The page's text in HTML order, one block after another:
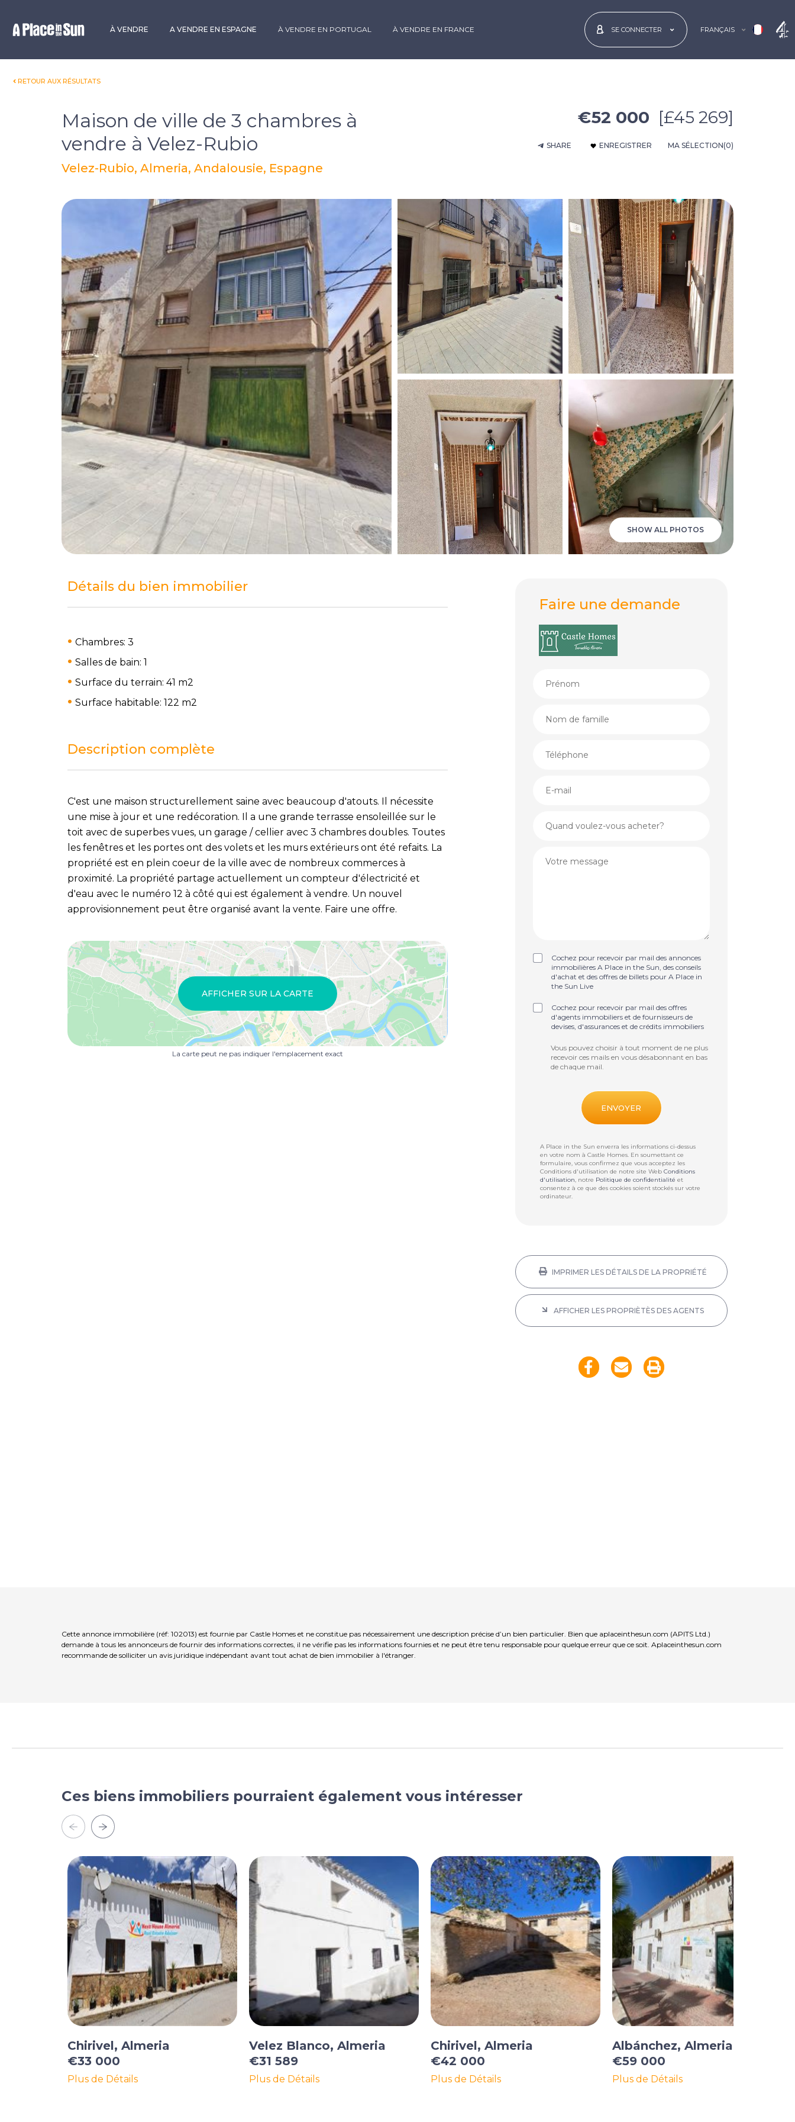
À VENDRE A VENDRE EN ESPAGNE À VENDRE EN PORTUGAL À VENDRE EN FRANCE SE CONNECTER FRANÇAIS
RETOUR AUX RÉSULTATS
Maison de ville de 3 chambres à
vendre à Velez-Rubio
Velez-Rubio, Almeria, Andalousie, Espagne
€52 000 [£45 269]
SHARE ENREGISTRER MA SÉLECTION(0)
SHOW ALL PHOTOS
Détails du bien immobilier
Chambres: 3
Salles de bain: 1
Surface du terrain: 41 m2
Surface habitable: 122 m2
Description complète
C'est une maison structurellement saine avec beaucoup d'atouts. Il nécessite
une mise à jour et une redécoration. Il a une grande terrasse ensoleillée sur le
toit avec de superbes vues, un garage / cellier avec 3 chambres doubles. Toutes
les fenêtres et les portes ont des volets et les murs extérieurs ont été refaits. La
propriété est en plein coeur de la ville avec de nombreux commerces à
proximité. La propriété partage actuellement un compteur d'électricité et
d'eau avec le numéro 12 à côté qui est également à vendre. Un nouvel
approvisionnement peut être organisé avant la vente. Faire une offre.
AFFICHER SUR LA CARTE
La carte peut ne pas indiquer l'emplacement exact
Faire une demande
Cochez pour recevoir par mail des annonces
immobilières A Place in the Sun, des conseils
d'achat et des offres de billets pour A Place in
the Sun Live
Cochez pour recevoir par mail des offres
d'agents immobiliers et de fournisseurs de
devises, d'assurances et de crédits immobiliers
Vous pouvez choisir à tout moment de ne plus
recevoir ces mails en vous désabonnant en bas
de chaque mail.
A Place in the Sun enverra les informations ci-dessus
en votre nom àCastle Homes. En soumettant ce
formulaire, vous confirmez que vous acceptez les
Conditions d'utilisation de notre site WebConditions
d'utilisation, notre Politique de confidentialité et
consentez à ce que des cookies soient stockés sur votre
ordinateur.
IMPRIMER LES DÉTAILS DE LA PROPRIÉTÉ
AFFICHER LES PROPRIÈTÈS DES AGENTS
Cette annonce immobilière (réf: 102013) est fournie par Castle Homes et ne constitue pas nécessairement une description précise d’un bien particulier. Bien que aplaceinthesun.com (APITS Ltd.)
demande à tous les annonceurs de fournir des informations correctes, il ne vérifie pas les informations fournies et ne peut être tenu responsable pour quelque erreur que ce soit. Aplaceinthesun.com
recommande de solliciter un avis juridique indépendant avant tout achat de bien immobilier à l'étranger.
Ces biens immobiliers pourraient également vous intéresser
Chirivel, Almeria
€33 000
Plus de Détails
Velez Blanco, Almeria
€31 589
Plus de Détails
Chirivel, Almeria
€42 000
Plus de Détails
Albánchez, Almeria
€59 000
Plus de Détails